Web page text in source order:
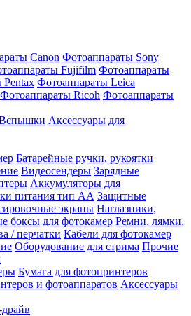
Canon Фотоаппараты Sony
Fujifilm Фотоаппараты
Фотоаппараты Leica
Фотоаппараты Ricoh Фотоаппараты
Аксессуары для
Батарейные ручки, рукоятки
Видеосендеры Зарядные
Аккумуляторы для
питания тип АА Защитные
экраны Наглазники,
боксы для фотокамер Ремни, лямки,
/ перчатки Кабели для фотокамер
Оборудование для стрима Прочие
Бумага для фотопринтеров
и фотоаппаратов Аксессуары
драйв